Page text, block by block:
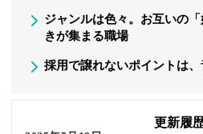
ジャンルは色々。お互いの
きが集まる職場
採用で譲れないポイントは
更新履